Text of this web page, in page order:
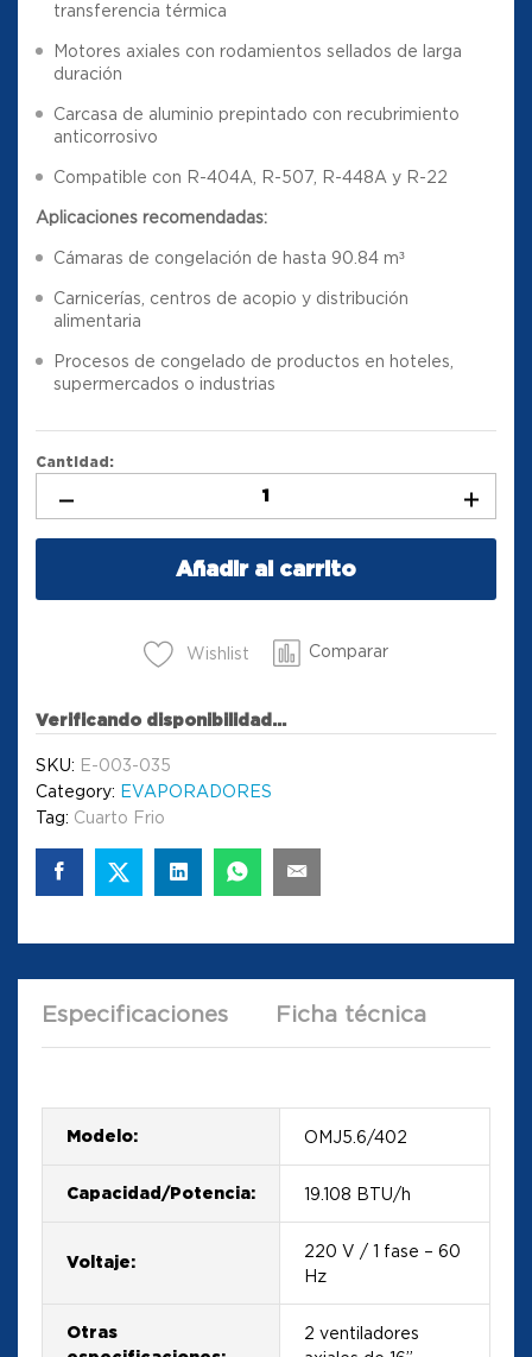
transferencia térmica
Motores axiales con rodamientos sellados de larga
duración
Carcasa de aluminio prepintado con recubrimiento
anticorrosivo
Compatible con R-404A, R-507, R-448A y R-22
Aplicaciones recomendadas:
Cámaras de congelación de hasta 90.84 m³
Carnicerías, centros de acopio y distribución
alimentaria
Procesos de congelado de productos en hoteles,
supermercados o industrias
Cantidad:
Añadir al carrito
Wishlist Comparar
Verificando disponibilidad...
SKU: E-003-035
Category: EVAPORADORES
Tag: Cuarto Frio
Especificaciones Ficha técnica
Modelo: OMJ5.6/402
Capacidad/Potencia: 19.108 BTU/h
Voltaje:
220 V / 1 fase – 60
Hz
Otras
2 ventiladores